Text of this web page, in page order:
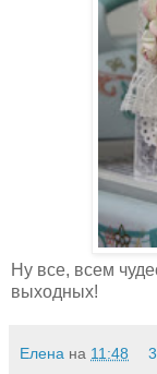
Ну все, всем
выходных!
Елена на 11:48